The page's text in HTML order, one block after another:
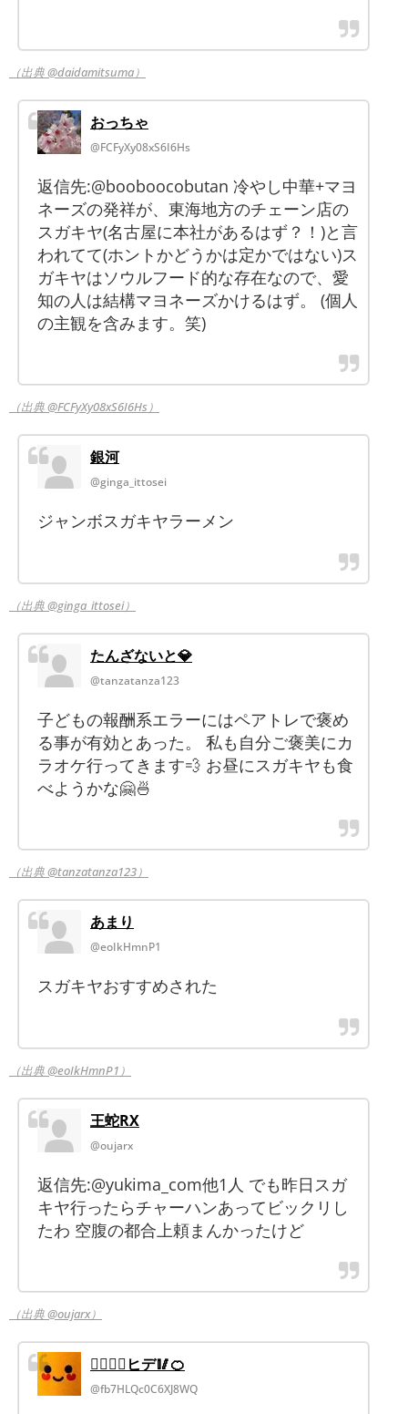
（出典 @daidamitsuma）
おっちゃ
@FCFyXy08xS6I6Hs
返信先:@booboocobutan 冷やし中華+マヨ
ネーズの発祥が、東海地方のチェーン店の
スガキヤ(名古屋に本社があるはず？！)と言
われてて(ホントかどうかは定かではない)ス
ガキヤはソウルフード的な存在なので、愛
知の人は結構マヨネーズかけるはず。 (個人
の主観を含みます。笑)
（出典 @FCFyXy08xS6I6Hs）
銀河
@ginga_ittosei
ジャンボスガキヤラーメン
（出典 @ginga_ittosei）
たんざないと💎
@tanzatanza123
子どもの報酬系エラーにはペアトレで褒め
る事が有効とあった。 私も自分ご褒美にカ
ラオケ行ってきます💨 お昼にスガキヤも食
べようかな🤗🍜
（出典 @tanzatanza123）
あまり
@eoIkHmnP1
スガキヤおすすめされた
（出典 @eoIkHmnP1）
王蛇RX
@oujarx
返信先:@yukima_com他1人 でも昨日スガ
キヤ行ったらチャーハンあってビックリし
たわ 空腹の都合上頼まんかったけど
（出典 @oujarx）
🏄‍♂️🏄‍♀️ヒデ🥢🍊
@fb7HLQc0C6XJ8WQ